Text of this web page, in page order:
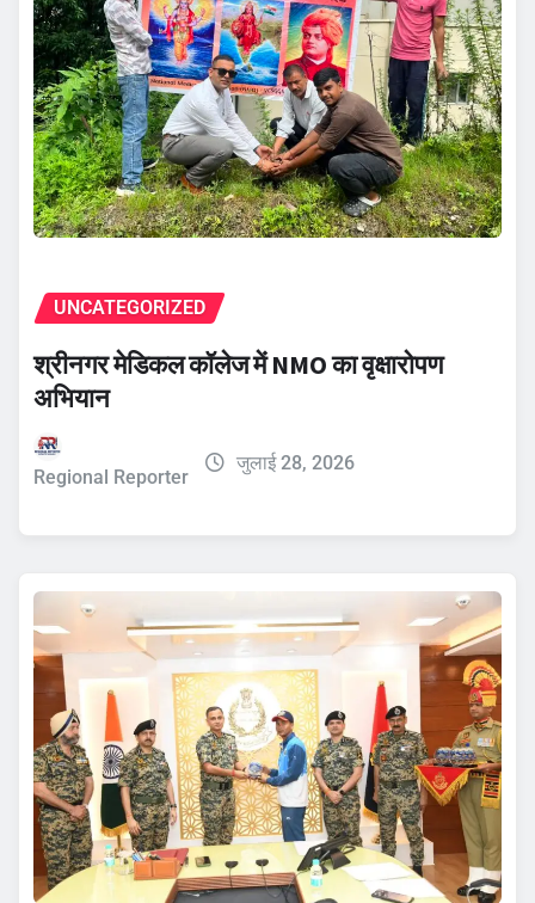
UNCATEGORIZED
श्रीनगर मेडिकल कॉलेज में NMO का वृक्षारोपण
अभियान
Regional Reporter
जुलाई 28, 2026